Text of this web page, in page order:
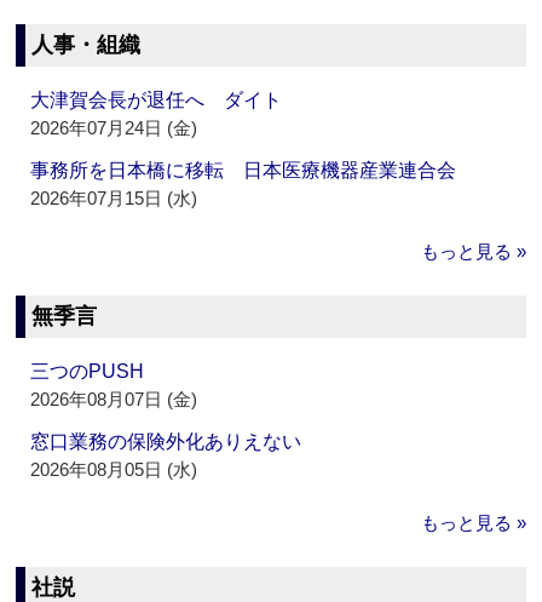
人事・組織
大津賀会長が退任へ ダイト
2026年07月24日 (金)
事務所を日本橋に移転 日本医療機器産業連合会
2026年07月15日 (水)
もっと見る »
無季言
三つのPUSH
2026年08月07日 (金)
窓口業務の保険外化ありえない
2026年08月05日 (水)
もっと見る »
社説